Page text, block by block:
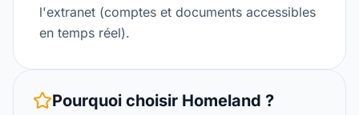
l'extranet (comptes et documents accessibles
en temps réel).
Pourquoi choisir Homeland ?